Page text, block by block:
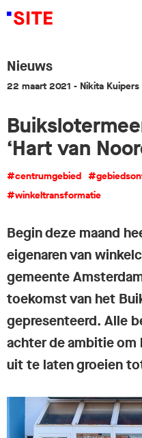
Nieuws
22 maart 2021 - Nikita Kuipers
‘Hart van
#centrumgebied
#winkeltransformatie
Begin deze maand
eigenaren van
gemeente
toekomst van het
gepresenteerd. Alle
achter de ambitie
uit te laten groeien